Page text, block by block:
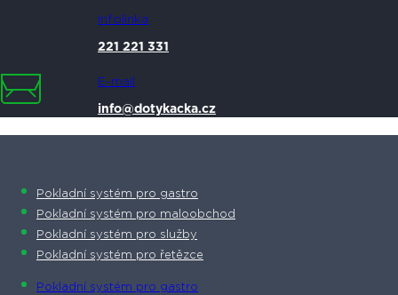
Infolinka
221 221 331
E-mail
info@dotykacka.cz
Pokladní systém pro gastro
Pokladní systém pro maloobchod
Pokladní systém pro služby
Pokladní systém pro řetězce
Pokladní systém pro gastro